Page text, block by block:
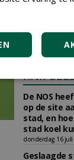
aan
donderdag 25 juni
De NOS
op de site
stad, en
stad koel
donderdag 16 juli
Geslaagde